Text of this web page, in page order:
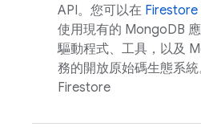
API。您可以在 Firestore
使用現有的 MongoDB 應
驅動程式、工具，以及
務的開放原始碼生態系統
Firestore